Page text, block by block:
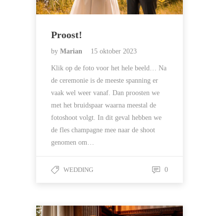
Proost!
by Marian 15 oktober 2023
Klik op de foto voor het hele beeld… Na
de ceremonie is de meeste spanning er
vaak wel weer vanaf. Dan proosten we
met het bruidspaar waarna meestal de
fotoshoot volgt. In dit geval hebben we
de fles champagne mee naar de shoot
genomen om…
WEDDING 0